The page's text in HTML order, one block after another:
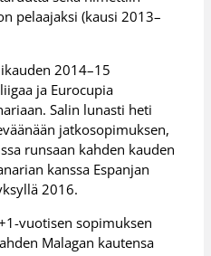
pelaajaksi (kausi 2013–
2014–15
ja Eurocupia
Salin lunasti heti
jatkosopimuksen,
runsaan kahden kauden
kanssa Espanjan
2016.
vuotisen sopimuksen
Malagan kautensa